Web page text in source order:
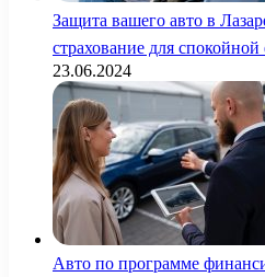
Защита вашего авто в
страхование для спокойной
23.06.2024
Авто по программе